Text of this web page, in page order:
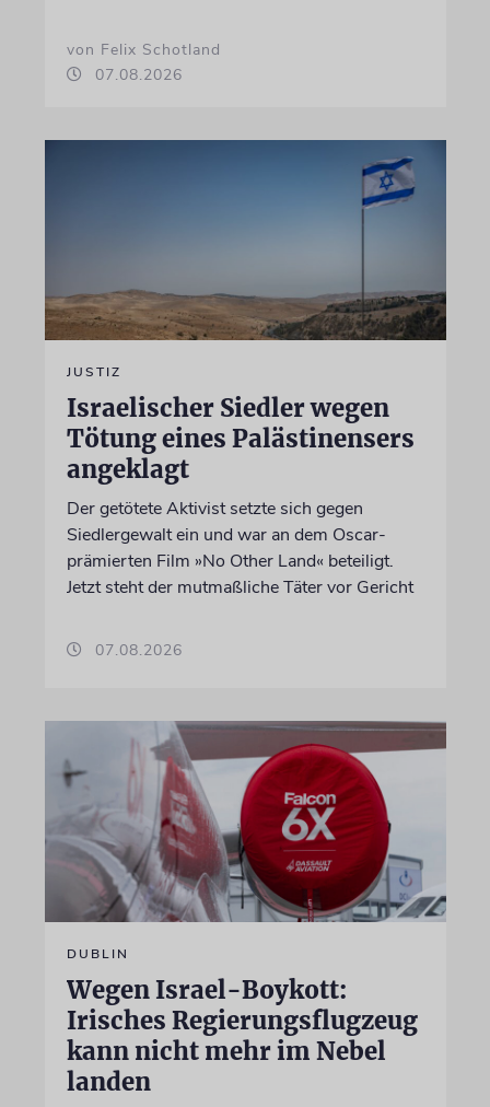
von Felix Schotland
07.08.2026
JUSTIZ
Israelischer Siedler wegen
Tötung eines Palästinensers
angeklagt
Der getötete Aktivist setzte sich gegen
Siedlergewalt ein und war an dem Oscar-
prämierten Film »No Other Land« beteiligt.
Jetzt steht der mutmaßliche Täter vor Gericht
07.08.2026
DUBLIN
Wegen Israel-Boykott:
Irisches Regierungsflugzeug
kann nicht mehr im Nebel
landen